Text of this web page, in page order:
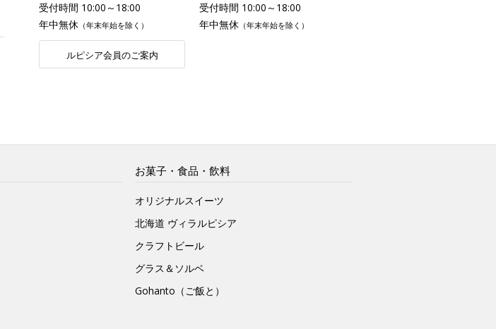
受付時間 10:00～18:00
年中無休 （年末年始を除く）
ルピシア会員のご案内
受付時間 10:00～18:00
年中無休 （年末年始を除く）
お菓子・食品・飲料
オリジナルスイーツ
北海道 ヴィラルピシア
クラフトビール
グラス＆ソルベ
Gohanto（ご飯と）